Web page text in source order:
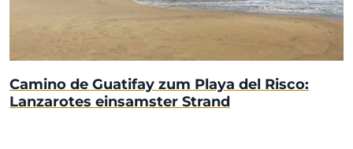
Camino de Guatifay zum Playa del Risco:
Lanzarotes einsamster Strand